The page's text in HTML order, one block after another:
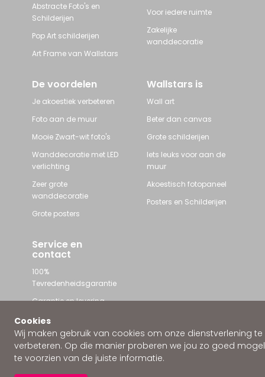
Cookies
Wij maken gebruik van cookies om onze dienstverlening te
verbeteren. Op die manier proberen we jou zo goed
te voorzien van de juiste informatie.
Abstracte Foto's en
Schilderijen
Pop Art schilderijen
Art Frame van Wallstars
Voor iedere ruimte
Zakelijke
wanddecoratie
De voordelen
Je akoestiek verbeteren
Foto aan de muur
Mooie Zwart-wit foto's
Wanddecoratie met LED
verlichting
Zeer grote
wanddecoratie
Grote posters
Wallstars is
Wall art
Beter dan canvas
Grote schilderijen
Iets leuks voor aan de
muur
Akoestisch fotopaneel
Posters en Schilderijen
Service en
contact
100%
Tevredenheidsgarantie
Garantie en levering
Contact met Wallstars
WhatsApp ons